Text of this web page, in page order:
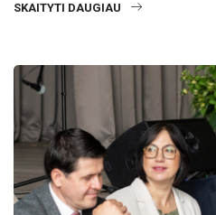
SKAITYTI DAUGIAU